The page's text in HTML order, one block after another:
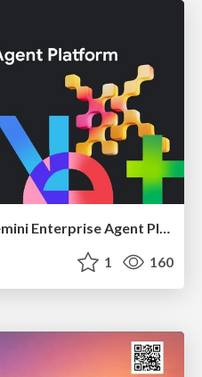
AI ネイティブな組織に Gemini Enterprise Agent Platform がなぜ必要なのか
1 160